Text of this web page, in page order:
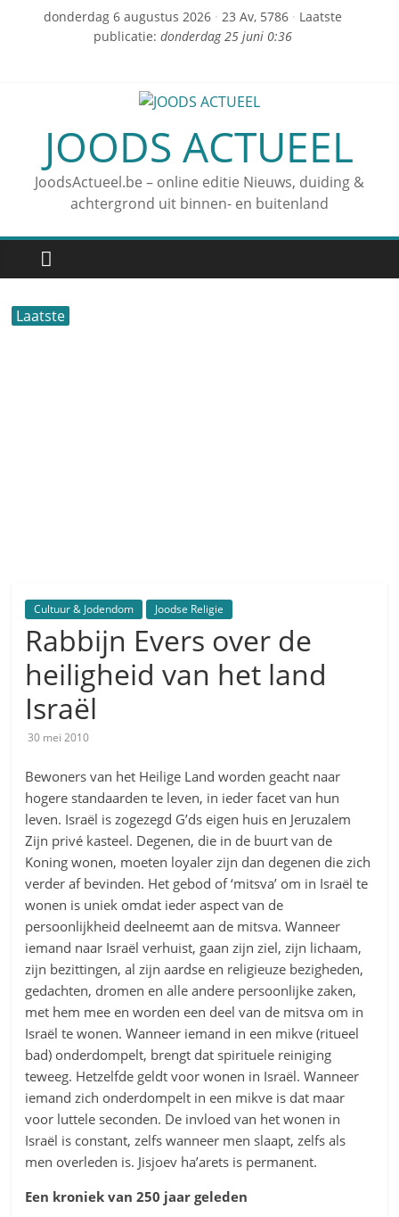
donderdag 6 augustus 2026 · 23 Av, 5786 · Laatste
publicatie: donderdag 25 juni 0:36
JOODS ACTUEEL
JoodsActueel.be – online editie Nieuws, duiding &
achtergrond uit binnen- en buitenland
Laatste
Cultuur & Jodendom Joodse Religie
Rabbijn Evers over de
heiligheid van het land
Israël
30 mei 2010
Bewoners van het Heilige Land worden geacht naar
hogere standaarden te leven, in ieder facet van hun
leven. Israël is zogezegd G’ds eigen huis en Jeruzalem
Zijn privé kasteel. Degenen, die in de buurt van de
Koning wonen, moeten loyaler zijn dan degenen die zich
verder af bevinden. Het gebod of ‘mitsva’ om in Israël te
wonen is uniek omdat ieder aspect van de
persoonlijkheid deelneemt aan de mitsva. Wanneer
iemand naar Israël verhuist, gaan zijn ziel, zijn lichaam,
zijn bezittingen, al zijn aardse en religieuze bezigheden,
gedachten, dromen en alle andere persoonlijke zaken,
met hem mee en worden een deel van de mitsva om in
Israël te wonen. Wanneer iemand in een mikve (ritueel
bad) onderdompelt, brengt dat spirituele reiniging
teweeg. Hetzelfde geldt voor wonen in Israël. Wanneer
iemand zich onderdompelt in een mikve is dat maar
voor luttele seconden. De invloed van het wonen in
Israël is constant, zelfs wanneer men slaapt, zelfs als
men overleden is. Jisjoev ha’arets is permanent.
Een kroniek van 250 jaar geleden